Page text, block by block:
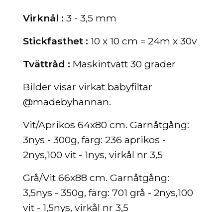
Virknål : 3 - 3,5 mm
Stickfasthet : 10 x 10 cm = 24m x 30v
Tvättråd : Maskintvätt 30 grader
Bilder visar virkat babyfiltar
@madebyhannan.
Vit/Aprikos 64x80 cm. Garnåtgång:
3nys - 300g, färg: 236 aprikos -
2nys,100 vit - 1nys, virkål nr 3,5
Grå/Vit 66x88 cm. Garnåtgång:
3,5nys - 350g, färg: 701 grå - 2nys,100
vit - 1,5nys, virkål nr 3,5